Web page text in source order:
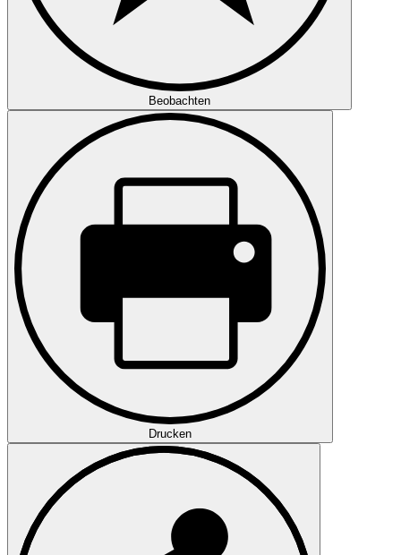
Beobachten
Drucken